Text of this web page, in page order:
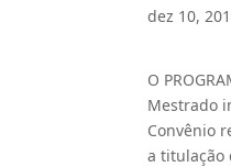
dez 10,
O
Mestrado
Convênio
a titulação